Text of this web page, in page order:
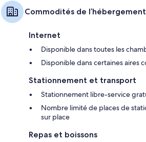
Commodités de l’hébergement
Internet
Disponible dans toutes les
Disponible dans certaines aires
Stationnement et transport
Stationnement libre-service
Nombre limité de places de
sur place
Repas et boissons